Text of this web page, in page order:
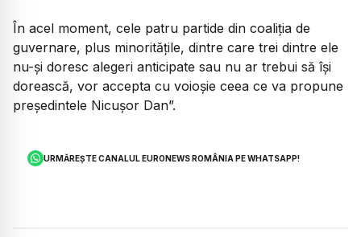
În acel moment, cele patru partide din coaliția de
guvernare, plus minoritățile, dintre care trei dintre ele
nu-și doresc alegeri anticipate sau nu ar trebui să își
dorească, vor accepta cu voioșie ceea ce va propune
președintele Nicușor Dan”.
URMĂREȘTE CANALUL EURONEWS ROMÂNIA PE WHATSAPP!